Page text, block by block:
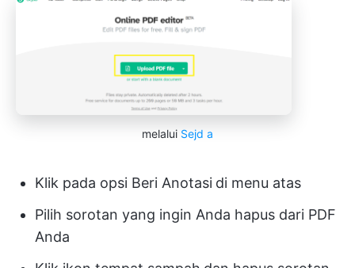
melalui Sejd a
Klik pada opsi Beri Anotasi di menu atas
Pilih sorotan yang ingin Anda hapus dari PDF
Anda